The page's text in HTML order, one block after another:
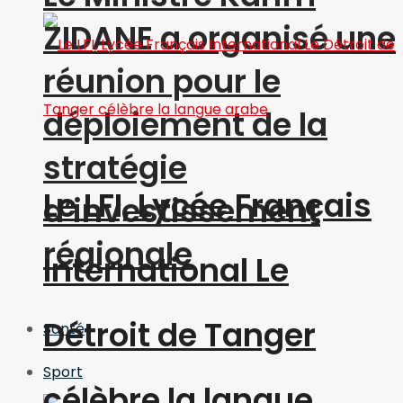
ZIDANE a organisé une
réunion pour le
déploiement de la
stratégie
d’investissement
régionale
Santé
Sport
Le LFI, Lycée Français
International Le
Détroit de Tanger